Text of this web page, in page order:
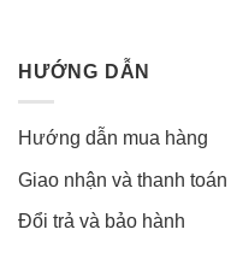
HƯỚNG DẪN
Hướng dẫn mua hàng
Giao nhận và thanh toán
Đổi trả và bảo hành